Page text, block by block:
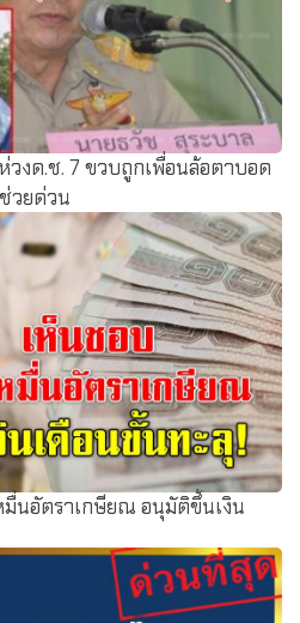
วงด.ช. 7 ขวบถูกเพื่อนล้อตาบอด
วยด่วน
มื่นอัตราเกษียณ อนุมัติขึ้นเงิน